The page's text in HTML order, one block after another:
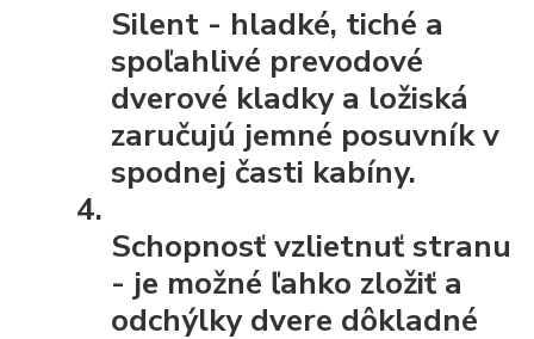
Silent - hladké, tiché a
spoľahlivé prevodové
dverové kladky a ložiská
zaručujú jemné posuvník v
spodnej časti kabíny.
Schopnosť vzlietnuť stranu
- je možné ľahko zložiť a
odchýlky dvere dôkladné